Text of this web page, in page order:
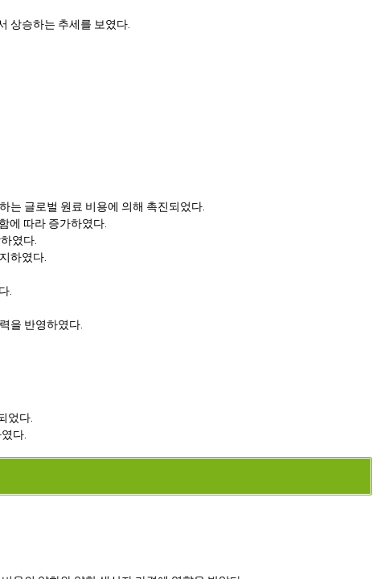
상승하는 추세를 보였다.
는 글로벌 원료 비용에 의해 촉진되었다.
에 따라 증가하였다.
였다.
하였다.
.
을 반영하였다.
었다.
다.